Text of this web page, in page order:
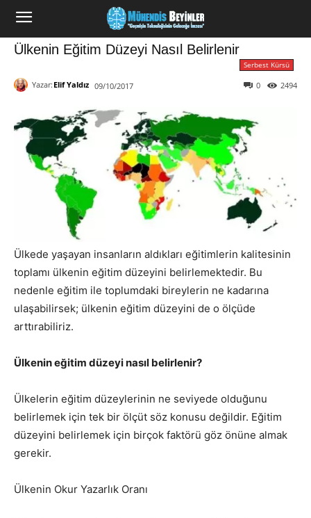
Ülkenin Eğitim Düzeyi Nasıl Belirlenir
Serbest Kürsü
Yazar: Elif Yaldız 09/10/2017 2494
0
Ülkede yaşayan insanların aldıkları eğitimlerin kalitesinin
toplamı ülkenin eğitim düzeyini belirlemektedir. Bu
nedenle eğitim ile toplumdaki bireylerin ne kadarına
ulaşabilirsek; ülkenin eğitim düzeyini de o ölçüde
arttırabiliriz.
Ülkenin eğitim düzeyi nasıl belirlenir?
Ülkelerin eğitim düzeylerinin ne seviyede olduğunu
belirlemek için tek bir ölçüt söz konusu değildir. Eğitim
düzeyini belirlemek için birçok faktörü göz önüne almak
gerekir.
Ülkenin Okur Yazarlık Oranı